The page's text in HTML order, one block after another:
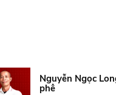
Nguyễn Ngọc
phê